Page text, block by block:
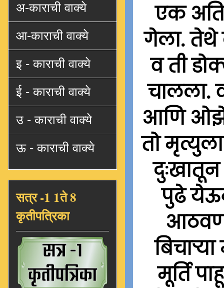
एक
गेला. तेथे
व ती
चालला.
आणि ओझे
तो मृत्युला
दुःखातून
पुढे
आठवण
मूर्ति
अ-काराची वाक्ये
आ-काराची वाक्ये
इ - काराची वाक्ये
ई - काराची वाक्ये
उ - काराची वाक्ये
ऊ - काराची वाक्ये
सत्र -1 1ते 8
कृतीपत्रिका